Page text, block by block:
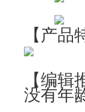
【产品
【编辑
没有年